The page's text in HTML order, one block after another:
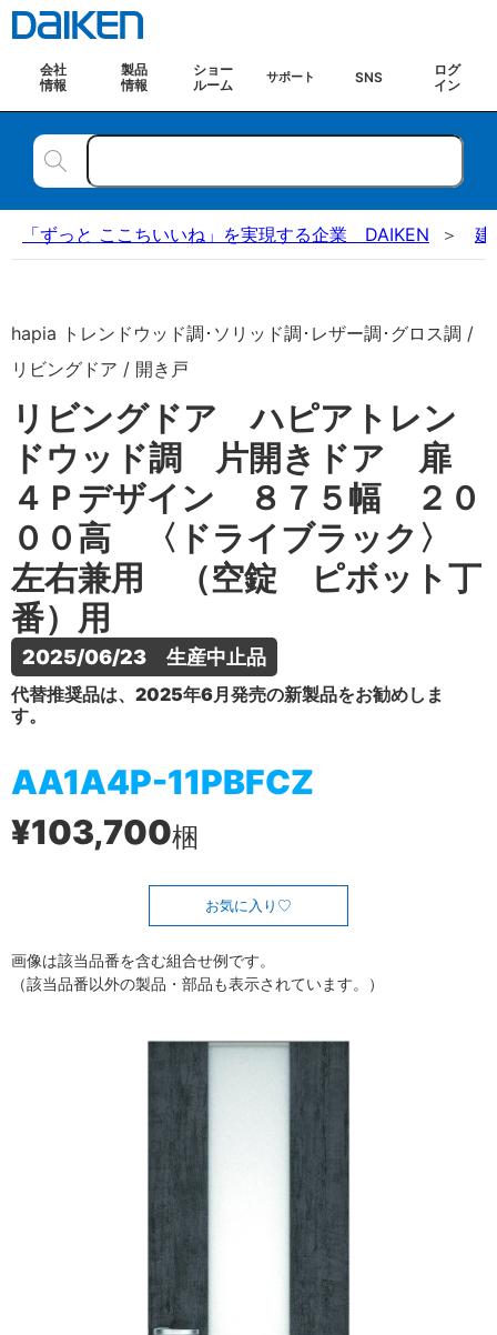
会社
情報
製品
情報
ショー
ルーム
サポート SNS
ログ
イン
「ずっと ここちいいね」を実現する企業 DAIKEN 建
hapia トレンドウッド調･ソリッド調･レザー調･グロス調 /
リビングドア / 開き戸
リビングドア ハピアトレン
ドウッド調 片開きドア 扉
４Ｐデザイン ８７５幅 ２０
００高 〈ドライブラック〉
左右兼用 （空錠 ピボット丁
番）用
2025/06/23　生産中止品
代替推奨品は、2025年6月発売の新製品をお勧めしま
す。
AA1A4P-11PBFCZ
¥103,700梱
お気に入り
画像は該当品番を含む組合せ例です。
（該当品番以外の製品・部品も表示されています。）